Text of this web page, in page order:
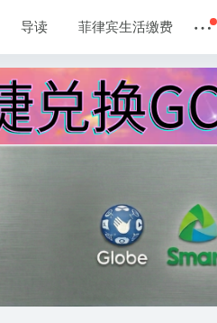
导读 菲律宾生活缴费